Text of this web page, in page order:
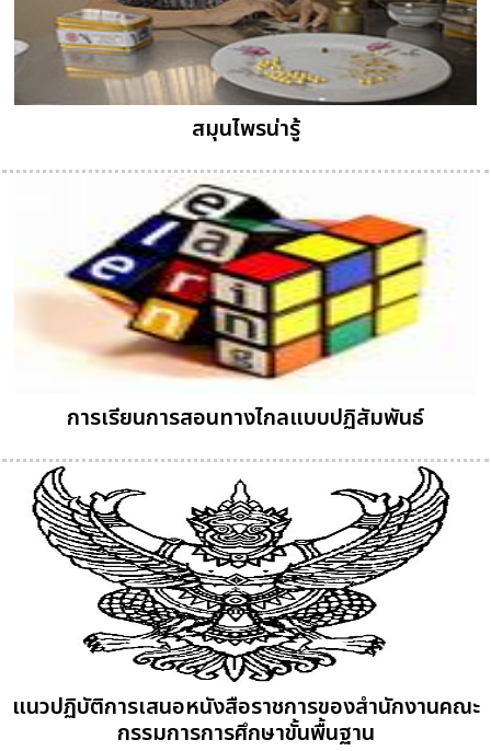
สมุนไพรน่ารู้
การเรียนการสอนทางไกลแบบปฏิสัมพันธ์
แนวปฏิบัติการเสนอหนังสือราชการของสำนักงานคณะ
กรรมการการศึกษาขั้นพื้นฐาน